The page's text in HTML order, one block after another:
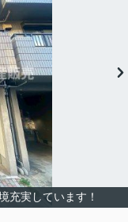
充実しています！